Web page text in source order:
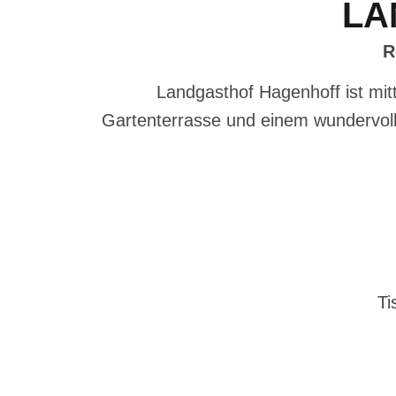
Landgasthof Hagenhoff ist
Gartenterrasse und einem